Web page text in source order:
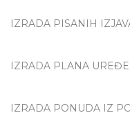
IZRADA PISANIH
IZRADA PLANA
IZRADA PONUDA IZ